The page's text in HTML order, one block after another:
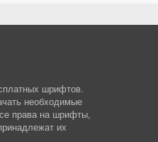
шрифтов.
необходимые
права на шрифты,
их